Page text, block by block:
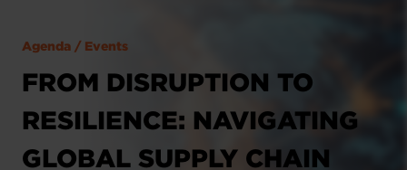
Agenda / Events
FROM DISRUPTION TO
RESILIENCE: NAVIGATING
GLOBAL SUPPLY CHAIN